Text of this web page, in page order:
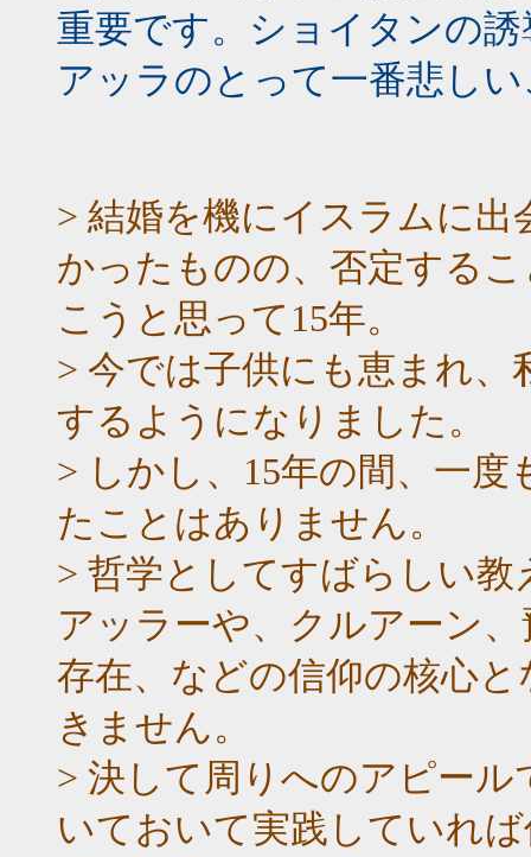
重要です。ショイタンの
アッラのとって一番悲し
> 結婚を機にイスラムに
かったものの、否定する
こうと思って15年。
> 今では子供にも恵まれ
するようになりました。
> しかし、15年の間、一
たことはありません。
> 哲学としてすばらしい
アッラーや、クルアーン
存在、などの信仰の核心
きません。
> 決して周りへのアピー
いておいて実践していれ